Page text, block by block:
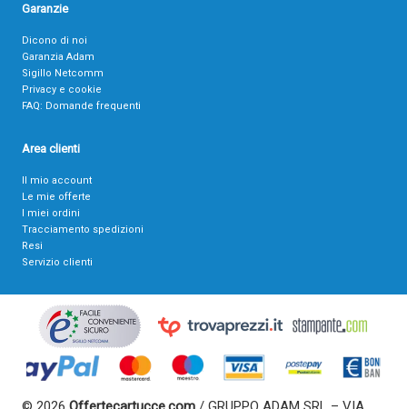
Garanzie
Dicono di noi
Garanzia Adam
Sigillo Netcomm
Privacy e cookie
FAQ: Domande frequenti
Area clienti
Il mio account
Le mie offerte
I miei ordini
Tracciamento spedizioni
Resi
Servizio clienti